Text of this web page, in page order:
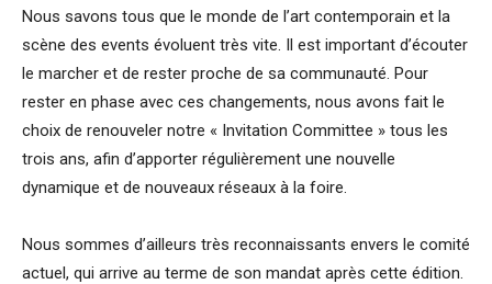
Nous savons tous que le monde de l’art contemporain et la
scène des events évoluent très vite. Il est important d’écouter
le marcher et de rester proche de sa communauté. Pour
rester en phase avec ces changements, nous avons fait le
choix de renouveler notre « Invitation Committee » tous les
trois ans, afin d’apporter régulièrement une nouvelle
dynamique et de nouveaux réseaux à la foire.
Nous sommes d’ailleurs très reconnaissants envers le comité
actuel, qui arrive au terme de son mandat après cette édition.